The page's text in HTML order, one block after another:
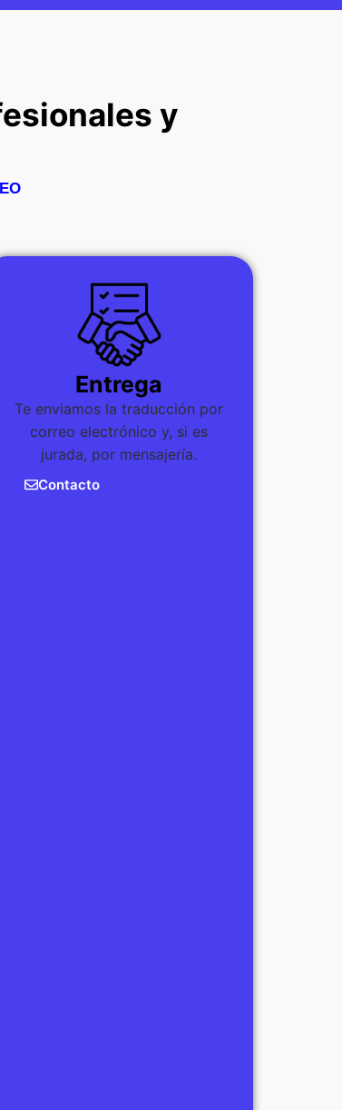
y
Entrega
Te enviamos la traducción por
correo electrónico y, si es
jurada, por mensajería.
Contacto